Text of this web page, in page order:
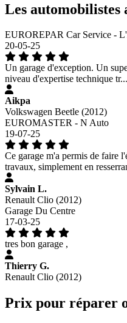
Les automobilistes
EUROREPAR Car Service -
20-05-25
Un garage d'exception. Un
niveau d'expertise technique tr...
Aikpa
Volkswagen Beetle (2012)
EUROMASTER - N Auto
19-07-25
Ce garage m'a permis de faire
travaux, simplement en
Sylvain L.
Renault Clio (2012)
Garage Du Centre
17-03-25
tres bon garage ,
Thierry G.
Renault Clio (2012)
Prix pour réparer